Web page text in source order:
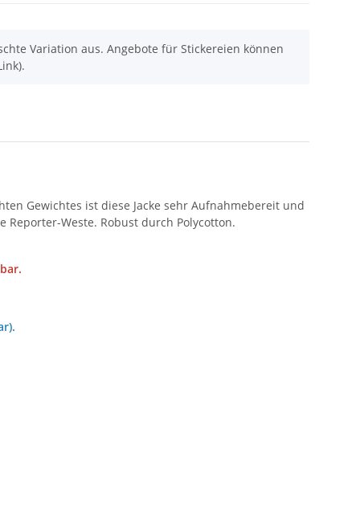
Variation aus. Angebote für Stickereien können
Gewichtes ist diese Jacke sehr Aufnahmebereit und
Reporter-Weste. Robust durch Polycotton.